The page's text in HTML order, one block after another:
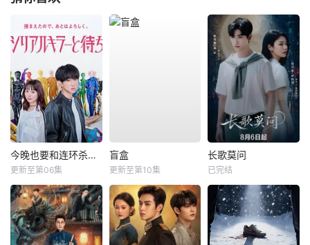
今晚也要和连环杀手约会
更新至第06集
盲盒
更新至第10集
长歌莫问
已完结